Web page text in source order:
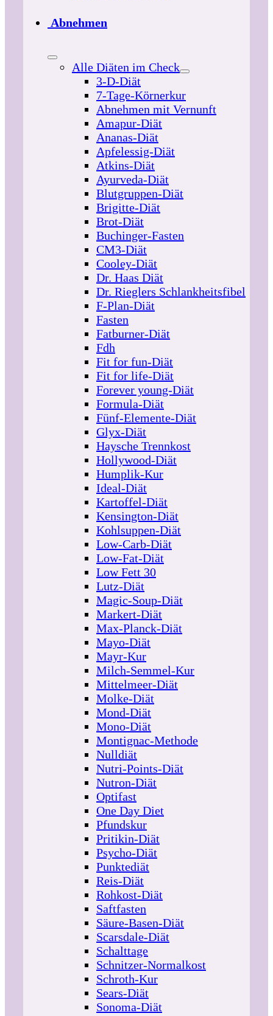
Abnehmen
Alle Diäten im Check
3-D-Diät
7-Tage-Körnerkur
Abnehmen mit Vernunft
Amapur-Diät
Ananas-Diät
Apfelessig-Diät
Atkins-Diät
Ayurveda-Diät
Blutgruppen-Diät
Brigitte-Diät
Brot-Diät
Buchinger-Fasten
CM3-Diät
Cooley-Diät
Dr. Haas Diät
Dr. Rieglers Schlankheitsfibel
F-Plan-Diät
Fasten
Fatburner-Diät
Fdh
Fit for fun-Diät
Fit for life-Diät
Forever young-Diät
Formula-Diät
Fünf-Elemente-Diät
Glyx-Diät
Haysche Trennkost
Hollywood-Diät
Humplik-Kur
Ideal-Diät
Kartoffel-Diät
Kensington-Diät
Kohlsuppen-Diät
Low-Carb-Diät
Low-Fat-Diät
Low Fett 30
Lutz-Diät
Magic-Soup-Diät
Markert-Diät
Max-Planck-Diät
Mayo-Diät
Mayr-Kur
Milch-Semmel-Kur
Mittelmeer-Diät
Molke-Diät
Mond-Diät
Mono-Diät
Montignac-Methode
Nulldiät
Nutri-Points-Diät
Nutron-Diät
Optifast
One Day Diet
Pfundskur
Pritikin-Diät
Psycho-Diät
Punktediät
Reis-Diät
Rohkost-Diät
Saftfasten
Säure-Basen-Diät
Scarsdale-Diät
Schalttage
Schnitzer-Normalkost
Schroth-Kur
Sears-Diät
Sonoma-Diät